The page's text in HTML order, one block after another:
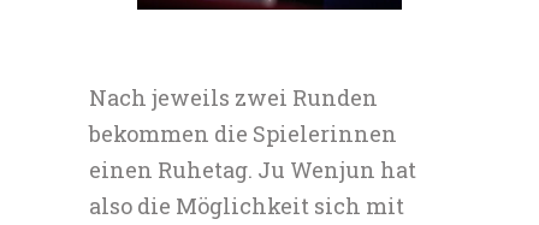
Nach jeweils zwei Runden
bekommen die Spielerinnen
einen Ruhetag. Ju Wenjun hat
also die Möglichkeit sich mit